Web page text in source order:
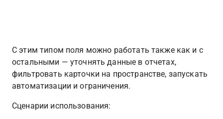
С этим типом поля можно работать также как и с
остальными — уточнять данные в отчетах,
фильтровать карточки на пространстве, запускать
автоматизации и ограничения.
Сценарии использования: